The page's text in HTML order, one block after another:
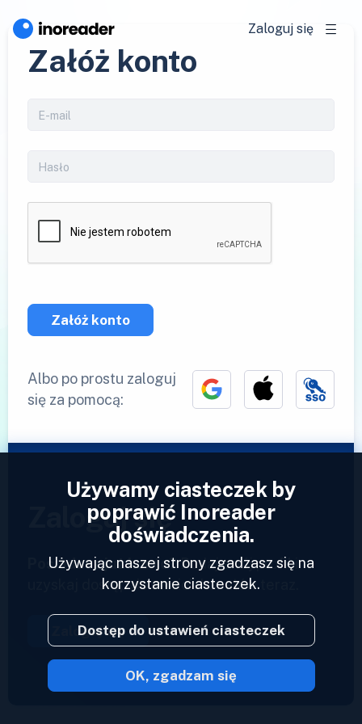
Zaloguj się
Załóż konto
Załóż konto
Albo po prostu zaloguj
się za pomocą:
Zaloguj się
Posiadasz już konto?Podaj swój profil i
uzyskaj dostęp do swoich kanałów teraz.
Zaloguj się
2023 © Inoreader
Używamy ciasteczek by
poprawić Inoreader
doświadczenia.
Używając naszej strony zgadzasz się na
korzystanie ciasteczek.
Dostęp do ustawień ciasteczek
OK, zgadzam się